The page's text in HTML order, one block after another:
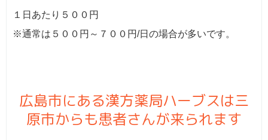
１日あたり５００円
※通常は５００円～７００円/日の場合が多いです。
広島市にある漢方薬局ハーブスは三
原市からも患者さんが来られます